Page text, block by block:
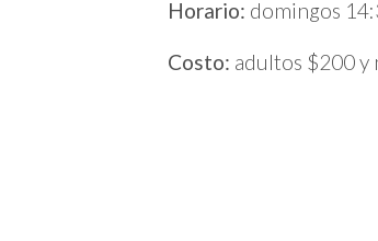
Horario: domingos
Costo: adultos $200 y